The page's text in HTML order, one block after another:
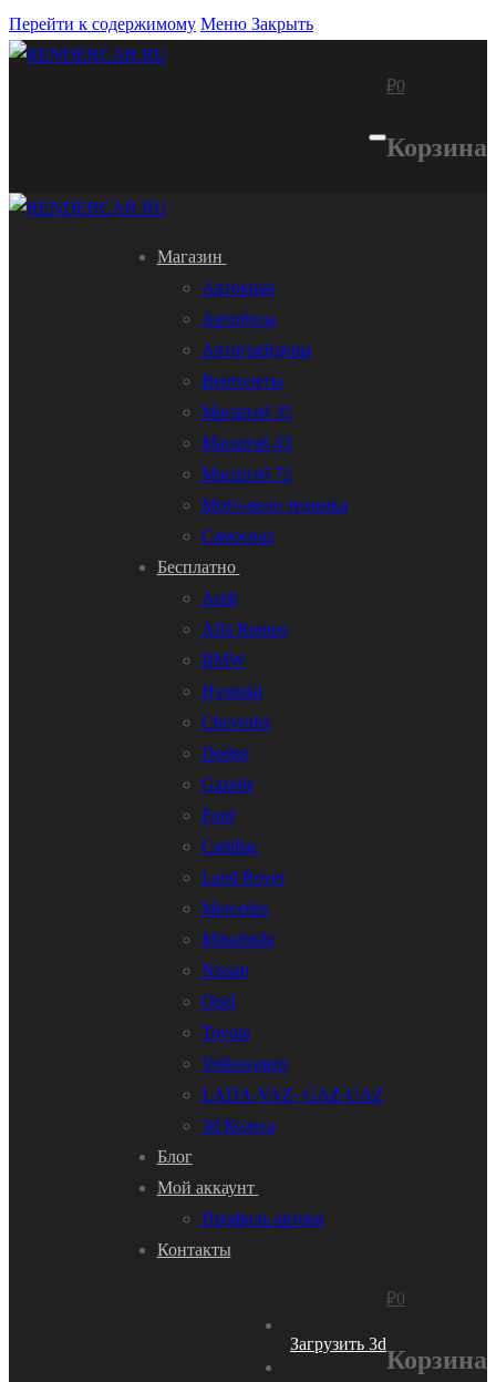
Перейти к содержимому Меню Закрыть
₽0
Корзина
Магазин
Автокран
Автобусы
Автогрейдеры
Вертолеты
Масштаб 35
Масштаб 43
Масштаб 72
Мото-вело техника
Самосвал
Бесплатно
Audi
Alfa Romeo
BMW
Hyundai
Chevrolet
Dodge
Gazelle
Ford
Cadillac
Land Rover
Mercedes
Mitsubishi
Nissan
Opel
Toyota
Volkswagen
LADA-VAZ- GAZ-UAZ
3d Колеса
Блог
Мой аккаунт
Профиль автора
Контакты
Загрузить 3d
₽0
Корзина